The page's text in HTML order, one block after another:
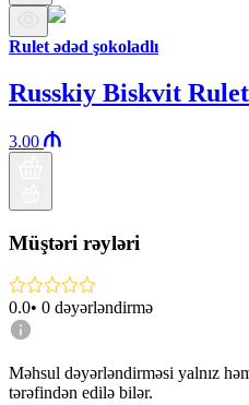
Rulet ədəd şokoladlı
Russkiy Biskvit
3.00
Müştəri rəyləri
0.0• 0 dəyərləndirmə
Məhsul dəyərləndirməsi yalnız
tərəfindən edilə bilər.